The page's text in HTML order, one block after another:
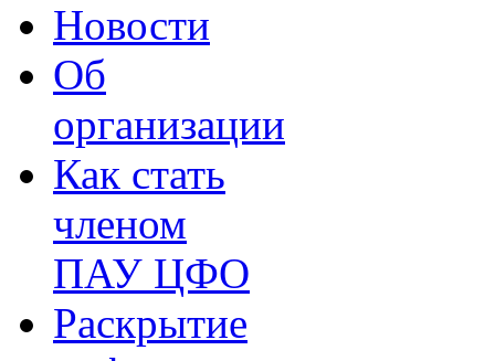
Новости
Об
организации
Как стать
членом
ПАУ ЦФО
Раскрытие